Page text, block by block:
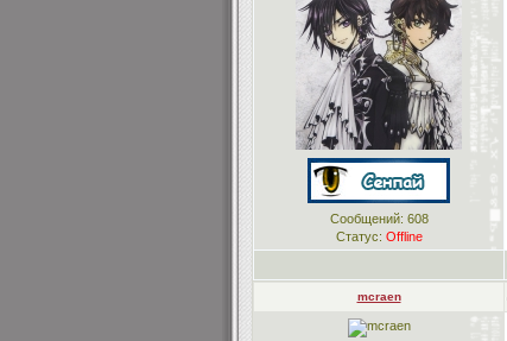
Сообщений: 608
Статус: Offline
mcraen